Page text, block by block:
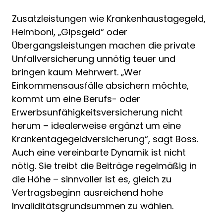
Zusatzleistungen wie Krankenhaustagegeld,
Helmboni, „Gipsgeld“ oder
Übergangsleistungen machen die private
Unfallversicherung unnötig teuer und
bringen kaum Mehrwert. „Wer
Einkommensausfälle absichern möchte,
kommt um eine Berufs- oder
Erwerbsunfähigkeitsversicherung nicht
herum – idealerweise ergänzt um eine
Krankentagegeldversicherung“, sagt Boss.
Auch eine vereinbarte Dynamik ist nicht
nötig. Sie treibt die Beiträge regelmäßig in
die Höhe – sinnvoller ist es, gleich zu
Vertragsbeginn ausreichend hohe
Invaliditätsgrundsummen zu wählen.